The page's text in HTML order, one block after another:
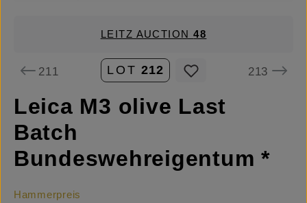
LEITZ AUCTION48
211 LOT 212 213
Leica M3 olive Last
Batch
Bundeswehreigentum *
Hammerpreis